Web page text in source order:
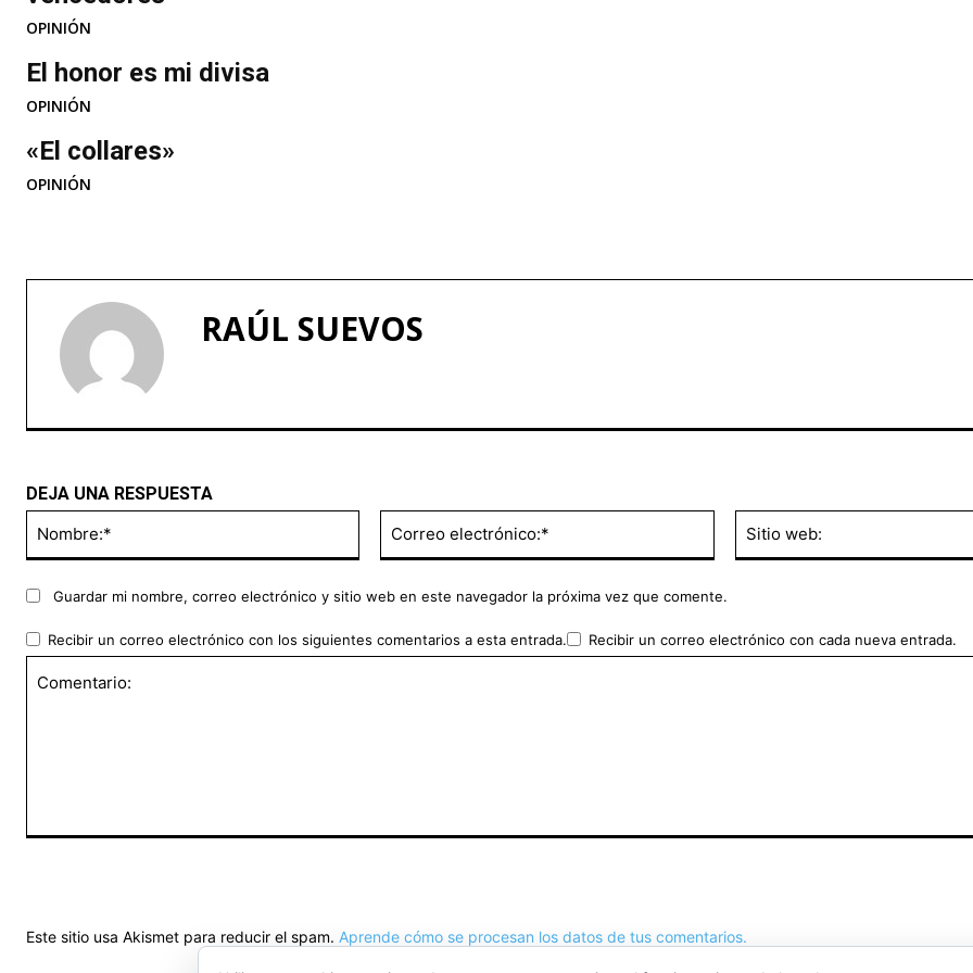
OPINIÓN
El honor es mi divisa
OPINIÓN
«El collares»
OPINIÓN
RAÚL SUEVOS
DEJA UNA RESPUESTA
electrónico:*
Guardar mi nombre, correo electrónico y sitio web en este navegador la próxima vez que comente.
Recibir un correo electrónico con los siguientes comentarios a esta entrada. Recibir un correo electrónico con cada nueva entrada.
Este sitio usa Akismet para reducir el spam. Aprende cómo se procesan los datos de tus comentarios.